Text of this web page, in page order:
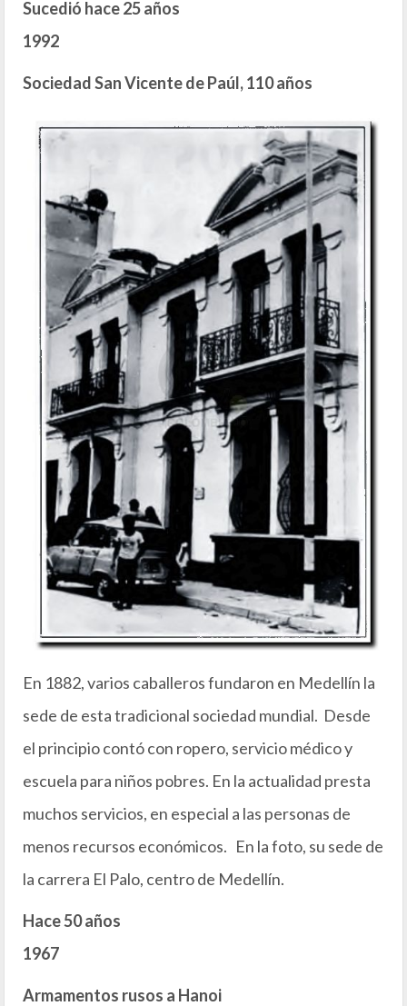
Sucedió hace 25 años
1992
Sociedad San Vicente de Paúl, 110 años
En 1882, varios caballeros fundaron en Medellín la
sede de esta tradicional sociedad mundial. Desde
el principio contó con ropero, servicio médico y
escuela para niños pobres. En la actualidad presta
muchos servicios, en especial a las personas de
menos recursos económicos. En la foto, su sede de
la carrera El Palo, centro de Medellín.
Hace 50 años
1967
Armamentos rusos a Hanoi